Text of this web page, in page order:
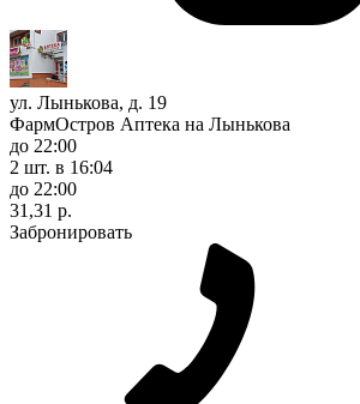
ул. Лынькова, д. 19
ФармОстров Аптека на Лынькова
до 22:00
2 шт. в 16:04
до 22:00
31,31 р.
Забронировать